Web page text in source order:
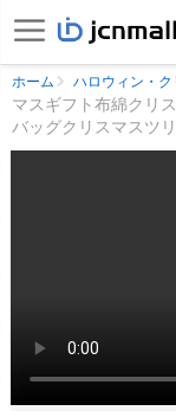
ホーム ハロウィン・ク
マスギフト布綿クリ
バッグクリスマスツ